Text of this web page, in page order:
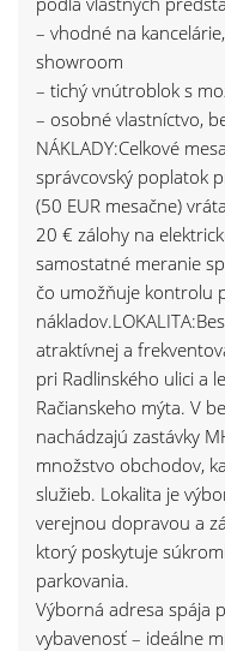
– vhodné na
showroom
– tichý vnútroblok s
– osobné vlastníctvo,
NÁKLADY:Celkové
správcovský poplatok
(50 EUR mesačne)
20 € zálohy na
samostatné meranie
čo umožňuje kontrolu
atraktívnej a
pri Radlinského ulici a
Račianskeho mýta. V
nachádzajú zastávky
množstvo obchodov,
služieb. Lokalita je
verejnou dopravou a
ktorý poskytuje
parkovania.
Výborná adresa spája
vybavenosť – ideálne